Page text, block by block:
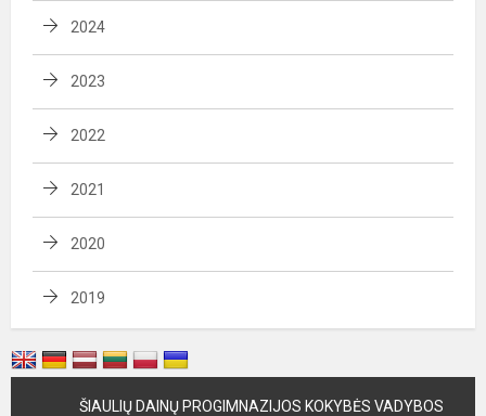
2024
2023
2022
2021
2020
2019
ŠIAULIŲ DAINŲ PROGIMNAZIJOS KOKYBĖS VADYBOS